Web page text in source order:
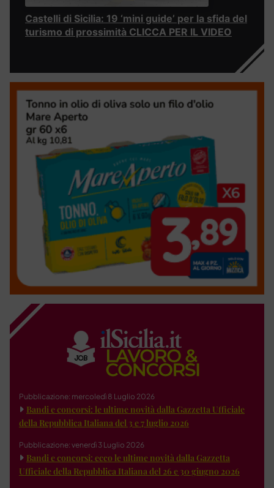
Castelli di Sicilia: 19 ‘mini guide’ per la sfida del
turismo di prossimità CLICCA PER IL VIDEO
Pubblicazione: mercoledì 8 Luglio 2026
Bandi e concorsi: le ultime novità dalla Gazzetta Ufficiale
della Repubblica Italiana del 3 e 7 luglio 2026
Pubblicazione: venerdì 3 Luglio 2026
Bandi e concorsi: ecco le ultime novità dalla Gazzetta
Ufficiale della Repubblica Italiana del 26 e 30 giugno 2026